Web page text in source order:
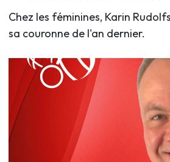
Chez les féminines, Karin
sa couronne de l'an dernier.